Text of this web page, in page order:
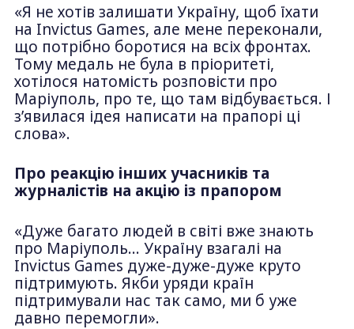
«Я не хотів залишати Україну, щоб їхати
на Invictus Games, але мене переконали,
що потрібно боротися на всіх фронтах.
Тому медаль не була в пріоритеті,
хотілося натомість розповісти про
Маріуполь, про те, що там відбувається. І
з’явилася ідея написати на прапорі ці
слова».
Про реакцію інших учасників та
журналістів на акцію із прапором
«Дуже багато людей в світі вже знають
про Маріуполь… Україну взагалі на
Invictus Games дуже-дуже-дуже круто
підтримують. Якби уряди країн
підтримували нас так само, ми б уже
давно перемогли».